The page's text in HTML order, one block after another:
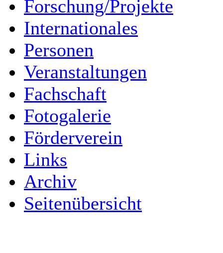
Forschung/Projekte
Internationales
Personen
Veranstaltungen
Fachschaft
Fotogalerie
Förderverein
Links
Archiv
Seitenübersicht